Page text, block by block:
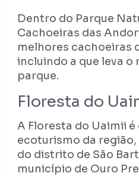
Dentro do Parque
Cachoeiras das
melhores cachoeiras
incluindo a que leva o
parque.
Floresta do
A Floresta do Uaimii
ecoturismo da
do distrito de São
município de Ouro